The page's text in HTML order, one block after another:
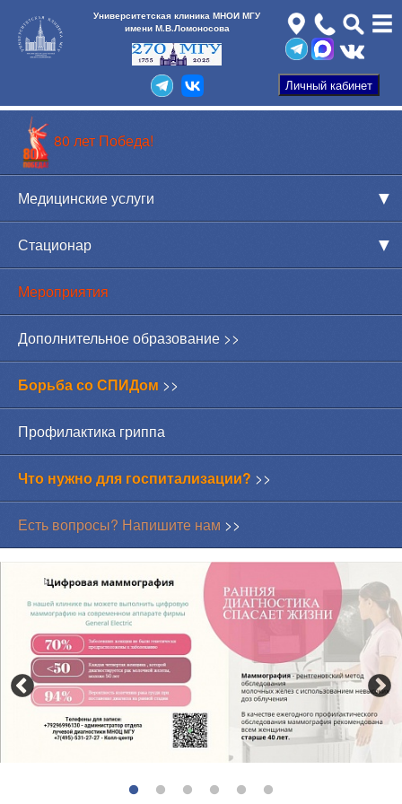
Университетская клиника МНОИ МГУ
имени М.В.Ломоносова
80 лет Победа!
Медицинские услуги
Стационар
Мероприятия
Дополнительное образование >>
Борьба со СПИДом >>
Профилактика гриппа
Что нужно для госпитализации? >>
Есть вопросы? Напишите нам >>